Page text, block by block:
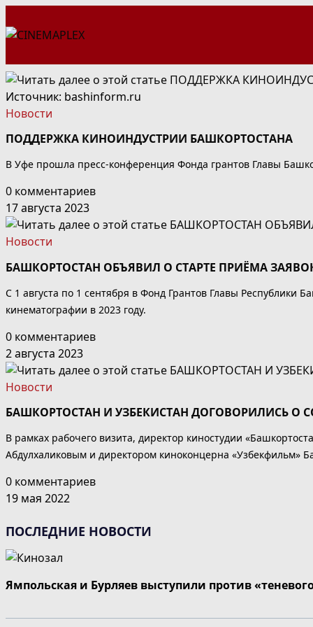
к
Источник: bashinform.ru
Новости
ПОДДЕРЖКА КИНОИНДУСТРИИ БАШКОРТОСТАНА
В Уфе прошла пресс-конференция Фонда грантов Главы
0 комментариев
17 августа 2023
Новости
БАШКОРТОСТАН ОБЪЯВИЛ О СТАРТЕ ПРИЁМА
С 1 августа по 1 сентября в Фонд Грантов Главы Республики
кинематографии в 2023 году.
0 комментариев
2 августа 2023
Новости
БАШКОРТОСТАН И УЗБЕКИСТАН ДОГОВОРИЛИСЬ О
В рамках рабочего визита, директор киностудии
Абдулхаликовым и директором киноконцерна «Узбекфильм»
0 комментариев
19 мая 2022
ПОСЛЕДНИЕ НОВОСТИ
Ямпольская и Бурляев выступили против